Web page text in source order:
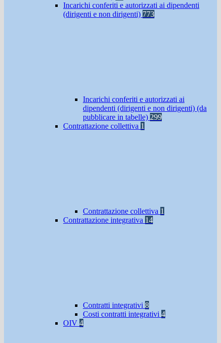
Incarichi conferiti e autorizzati ai dipendenti
(dirigenti e non dirigenti) 773
Incarichi conferiti e autorizzati ai
dipendenti (dirigenti e non dirigenti) (da
pubblicare in tabelle) 299
Contrattazione collettiva 1
Contrattazione collettiva 1
Contrattazione integrativa 14
Contratti integrativi 8
Costi contratti integrativi 4
OIV 4